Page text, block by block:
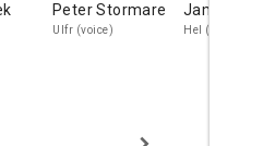
Peter Stormare
Ulfr (voice)
Jamie Chung
Hel (voice)